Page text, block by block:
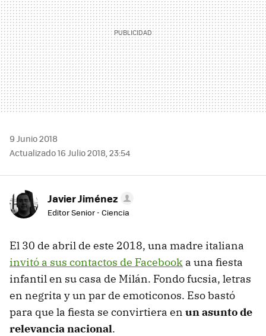
9 Junio 2018
Actualizado 16 Julio 2018, 23:54
Javier Jiménez
Editor Senior - Ciencia
El 30 de abril de este 2018, una madre italiana
invitó a sus contactos de Facebook a una fiesta
infantil en su casa de Milán. Fondo fucsia, letras
en negrita y un par de emoticonos. Eso bastó
para que la fiesta se convirtiera en un asunto de
relevancia nacional.